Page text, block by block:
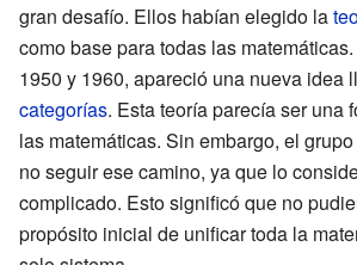
gran desafío. Ellos habían elegido la
como base para todas las
1950 y 1960, apareció una nueva idea
categorías. Esta teoría parecía ser una
las matemáticas. Sin embargo, el
no seguir ese camino, ya que lo
complicado. Esto significó que no
propósito inicial de unificar toda la